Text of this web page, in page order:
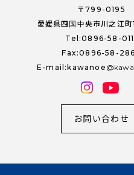
〒799-0195
愛媛県四国中央市川之江町
Tel:0896-58-
Fax:0896-58-
E-mail:kawanoe
お問い合わせ